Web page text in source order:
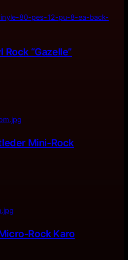
Rock “Gazelle”
Mini-Rock
Rock Karo